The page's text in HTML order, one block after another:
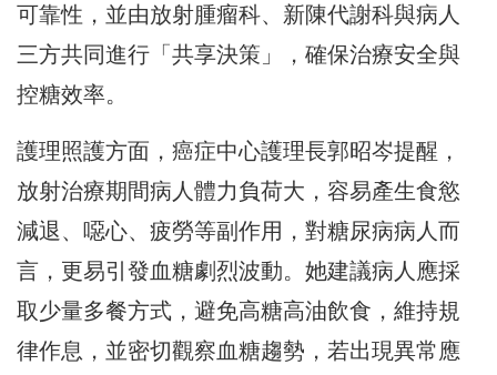
可靠性，並由放射腫瘤科、新陳代謝科與病人
三方共同進行「共享決策」，確保治療安全與
控糖效率。
護理照護方面，癌症中心護理長郭昭岑提醒，
放射治療期間病人體力負荷大，容易產生食慾
減退、噁心、疲勞等副作用，對糖尿病病人而
言，更易引發血糖劇烈波動。她建議病人應採
取少量多餐方式，避免高糖高油飲食，維持規
律作息，並密切觀察血糖趨勢，若出現異常應